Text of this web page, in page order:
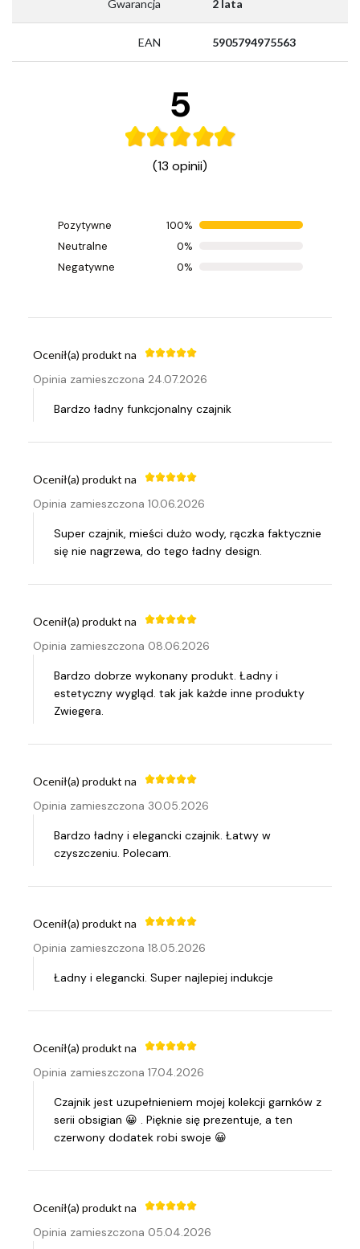
Gwarancja 2 lata
EAN 5905794975563
5
(13 opinii)
Pozytywne
100%
Neutralne
0%
Negatywne
0%
Ocenił(a) produkt na
Opinia zamieszczona 31.07.2026
Ocenił(a) produkt na
Opinia zamieszczona 24.07.2026
Bardzo ładny funkcjonalny czajnik
Ocenił(a) produkt na
Opinia zamieszczona 10.06.2026
Super czajnik, mieści dużo wody, rączka faktycznie
się nie nagrzewa, do tego ładny design.
Ocenił(a) produkt na
Opinia zamieszczona 08.06.2026
Bardzo dobrze wykonany produkt. Ładny i
estetyczny wygląd. tak jak każde inne produkty
Zwiegera.
Ocenił(a) produkt na
Opinia zamieszczona 30.05.2026
Bardzo ładny i elegancki czajnik. Łatwy w
czyszczeniu. Polecam.
Ocenił(a) produkt na
Opinia zamieszczona 18.05.2026
Ładny i elegancki. Super najlepiej indukcje
Ocenił(a) produkt na
Opinia zamieszczona 17.04.2026
Czajnik jest uzupełnieniem mojej kolekcji garnków z
serii obsigian 😀 . Pięknie się prezentuje, a ten
czerwony dodatek robi swoje 😀
Ocenił(a) produkt na
Opinia zamieszczona 05.04.2026